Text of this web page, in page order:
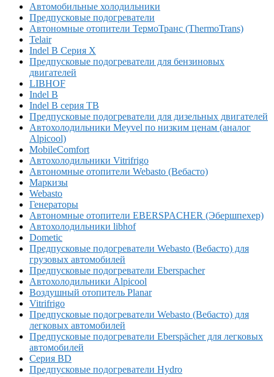
Автомобильные холодильники
Предпусковые подогреватели
Автономные отопители ТермоТранс (ThermoTrans)
Telair
Indel B Серия X
Предпусковые подогреватели для бензиновых
двигателей
LIBHOF
Indel B
Indel B серия TB
Предпусковые подогреватели для дизельных двигателей
Автохолодильники Meyvel по низким ценам (аналог
Alpicool)
MobileComfort
Автохолодильники Vitrifrigo
Автономные отопители Webasto (Вебасто)
Маркизы
Webasto
Генераторы
Автономные отопители EBERSPACHER (Эбершпехер)
Автохолодильники libhof
Dometic
Предпусковые подогреватели Webasto (Вебасто) для
грузовых автомобилей
Предпусковые подогреватели Eberspacher
Автохолодильники Alpicool
Воздушный отопитель Planar
Vitrifrigo
Предпусковые подогреватели Webasto (Вебасто) для
легковых автомобилей
Предпусковые подогреватели Eberspächer для легковых
автомобилей
Серия BD
Предпусковые подогреватели Hydro